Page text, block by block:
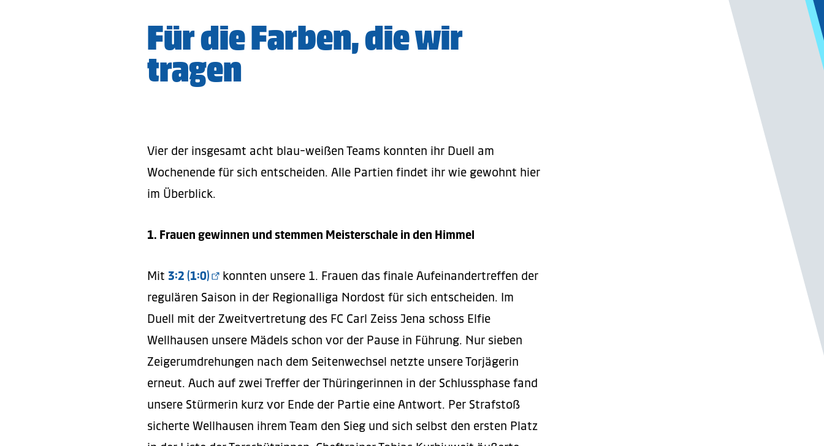
Für die Farben, die wir
tragen
Vier der insgesamt acht blau-weißen Teams konnten ihr Duell am
Wochenende für sich entscheiden. Alle Partien findet ihr wie gewohnt hier
im Überblick.
1. Frauen gewinnen und stemmen Meisterschale in den Himmel
Mit 3:2 (1:0)
konnten unsere 1. Frauen das finale Aufeinandertreffen der
regulären Saison in der Regionalliga Nordost für sich entscheiden. Im
Duell mit der Zweitvertretung des FC Carl Zeiss Jena schoss Elfie
Wellhausen unsere Mädels schon vor der Pause in Führung. Nur sieben
Zeigerumdrehungen nach dem Seitenwechsel netzte unsere Torjägerin
erneut. Auch auf zwei Treffer der Thüringerinnen in der Schlussphase fand
unsere Stürmerin kurz vor Ende der Partie eine Antwort. Per Strafstoß
sicherte Wellhausen ihrem Team den Sieg und sich selbst den ersten Platz